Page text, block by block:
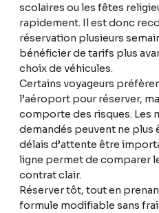
scolaires ou les fêtes
rapidement. Il est donc
réservation plusieurs
bénéficier de tarifs plus
choix de véhicules.
Certains voyageurs
l’aéroport pour réserver,
comporte des risques. Les
demandés peuvent ne plus
délais d’attente être
ligne permet de comparer
contrat clair.
Réserver tôt, tout en
formule modifiable sans